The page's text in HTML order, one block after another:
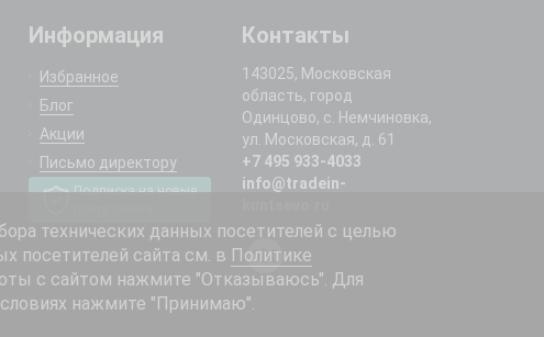
Информация
Избранное
Блог
Акции
Письмо директору
Подписка на новые
Контакты
143025, Московская
область, город
Одинцово, с. Немчиновка,
ул. Московская, д. 61
+7 495 933-4033
info@tradein-
технических данных посетителей с целью
посетителей сайта см. в Политике
с сайтом нажмите "Отказываюсь". Для
нажмите "Принимаю".